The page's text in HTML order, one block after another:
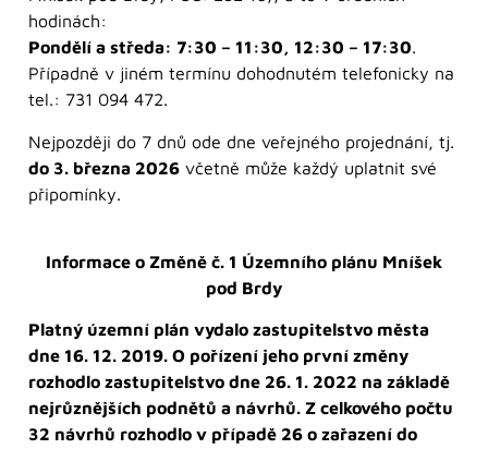
hodinách:
Pondělí a středa: 7:30 – 11:30, 12:30 – 17:30.
Případně v jiném termínu dohodnutém telefonicky na
tel.: 731 094 472.
Nejpozději do 7 dnů ode dne veřejného projednání, tj.
do 3. března 2026 včetně může každý uplatnit své
připomínky.
Informace o Změně č. 1 Územního plánu Mníšek
pod Brdy
Platný územní plán vydalo zastupitelstvo města
dne 16. 12. 2019. O pořízení jeho první změny
rozhodlo zastupitelstvo dne 26. 1. 2022 na základě
nejrůznějších podnětů a návrhů. Z celkového počtu
32 návrhů rozhodlo v případě 26 o zařazení do